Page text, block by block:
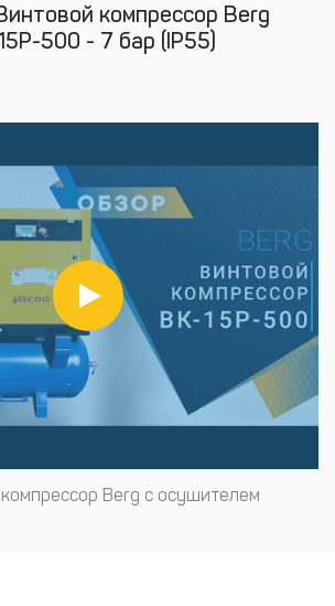
компрессор Berg
500 - 7 бар (IP55)
Berg с осушителем